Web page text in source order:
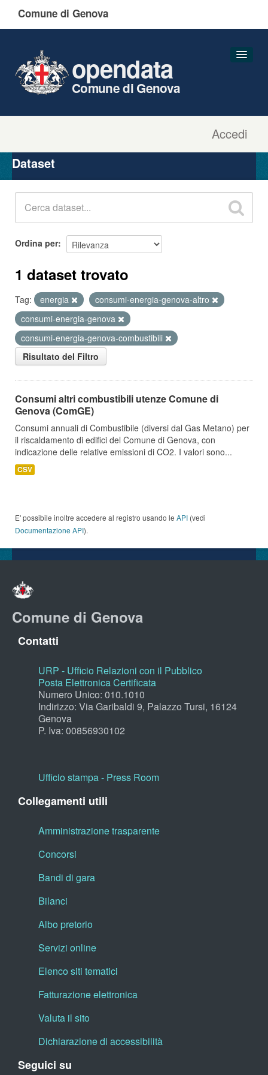
Comune di Genova
Accedi
opendata
Comune di Genova
Organizzazioni
Gruppi
Dataset
Ordina per
1 dataset trovato
Tag: energia
consumi-energia-genova-altro
consumi-energia-genova
consumi-energia-genova-combustibili
Risultato del Filtro
Consumi altri combustibili utenze Comune di
Genova (ComGE)
Consumi annuali di Combustibile (diversi dal Gas Metano) per
il riscaldamento di edifici del Comune di Genova, con
indicazione delle relative emissioni di CO2. I valori sono...
CSV
E' possibile inoltre accedere al registro usando le API (vedi
Documentazione API).
Comune di Genova
Contatti
URP - Ufficio Relazioni con il Pubblico
Posta Elettronica Certificata
Numero Unico: 010.1010
Indirizzo: Via Garibaldi 9, Palazzo Tursi, 16124
Genova
P. Iva: 00856930102
Ufficio stampa - Press Room
Collegamenti utili
Amministrazione trasparente
Concorsi
Bandi di gara
Bilanci
Albo pretorio
Servizi online
Elenco siti tematici
Fatturazione elettronica
Valuta il sito
Dichiarazione di accessibilità
Seguici su